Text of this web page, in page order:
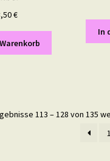
€
In
113 – 128 von 135
1